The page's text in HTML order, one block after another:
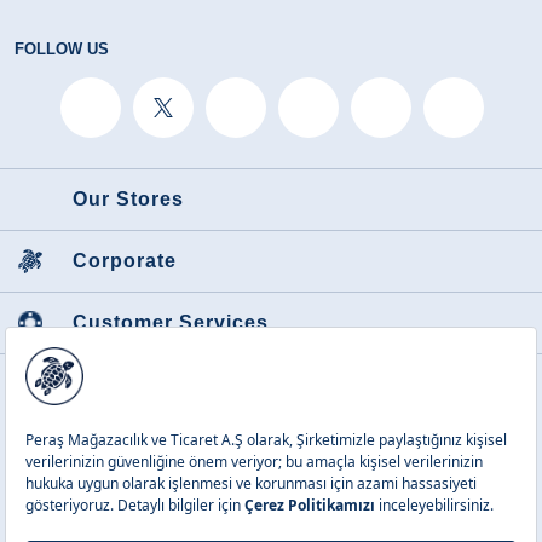
FOLLOW US
Our Stores
Corporate
Customer Services
Featured Categories